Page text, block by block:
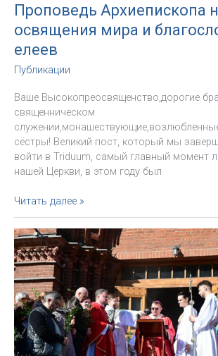
Проповедь Архиепископа
освящения мира и
елеев
Публикации
Ваше Высокопреосвященство,дорогие
священническом
сёстры! Великий пост, который мы
войти в Triduum, самый главный момент
нашей Церкви, в этом году был
«Мы
принадлежим
Христу».
Проповедь
Архиепископа
на
Мессе
освящения
мира
и
благословения
Читать далее »